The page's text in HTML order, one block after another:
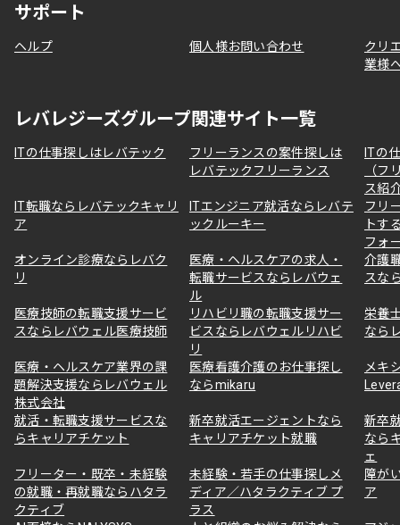
サポート
ヘルプ 個人様お問い合わせ
クリ
業様
レバレジーズグループ関連サイト一覧
ITの仕事探しはレバテック
フリーランスの案件探しは
レバテックフリーランス
ITの
（フ
ス紹
IT転職ならレバテックキャリ
ア
ITエンジニア就活ならレバテ
ックルーキー
フリ
トす
フォ
オンライン診療ならレバク
リ
医療・ヘルスケアの求人・
転職サービスならレバウェ
ル
介護
スな
医療技師の転職支援サービ
スならレバウェル医療技師
リハビリ職の転職支援サー
ビスならレバウェルリハビ
リ
栄養
なら
医療・ヘルスケア業界の課
題解決支援ならレバウェル
株式会社
医療看護介護のお仕事探し
ならmikaru
メキ
就活・転職支援サービスな
らキャリアチケット
新卒就活エージェントなら
キャリアチケット就職
新卒
なら
ェ
フリーター・既卒・未経験
の就職・再就職ならハタラ
クティブ
未経験・若手の仕事探しメ
ディア／ハタラクティブ プ
ラス
障が
ア